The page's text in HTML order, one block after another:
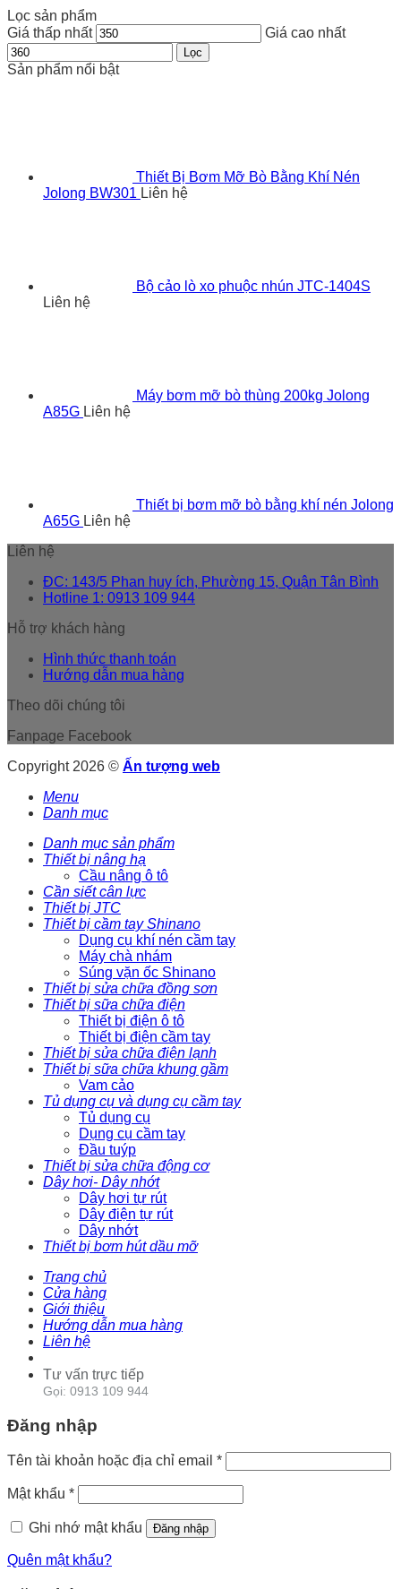
Lọc sản phẩm
Giá thấp nhất
Giá cao nhất
Lọc
Sản phẩm nổi bật
Thiết Bị Bơm Mỡ Bò Bằng Khí Nén
Jolong BW301 Liên hệ
Bộ cảo lò xo phuộc nhún JTC-1404S
Liên hệ
Máy bơm mỡ bò thùng 200kg Jolong
A85G Liên hệ
Thiết bị bơm mỡ bò bằng khí nén Jolong
A65G Liên hệ
Liên hệ
ĐC: 143/5 Phan huy ích, Phường 15, Quận Tân Bình
Hotline 1: 0913 109 944
Hỗ trợ khách hàng
Hình thức thanh toán
Hướng dẫn mua hàng
Theo dõi chúng tôi
Fanpage Facebook
Copyright 2026 © Ấn tượng web
Menu
Danh mục
Danh mục sản phẩm
Thiết bị nâng hạ
Cầu nâng ô tô
Cần siết cân lực
Thiết bị JTC
Thiết bị cầm tay Shinano
Dụng cụ khí nén cầm tay
Máy chà nhám
Súng vặn ốc Shinano
Thiết bị sửa chữa đồng sơn
Thiết bị sữa chữa điện
Thiết bị điện ô tô
Thiết bị điện cầm tay
Thiết bị sửa chữa điện lạnh
Thiết bị sữa chữa khung gầm
Vam cảo
Tủ dụng cụ và dụng cụ cầm tay
Tủ dụng cụ
Dụng cụ cầm tay
Đầu tuýp
Thiết bị sửa chữa động cơ
Dây hơi- Dây nhớt
Dây hơi tự rút
Dây điện tự rút
Dây nhớt
Thiết bị bơm hút dầu mỡ
Trang chủ
Cửa hàng
Giới thiệu
Hướng dẫn mua hàng
Liên hệ
Tư vấn trực tiếp
Gọi: 0913 109 944
Đăng nhập
Tên tài khoản hoặc địa chỉ email *
Mật khẩu *
Ghi nhớ mật khẩu Đăng nhập
Quên mật khẩu?